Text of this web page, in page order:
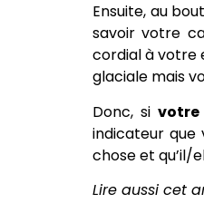
Ensuite, au
savoir votre
cordial à votre
glaciale mais
Donc, si votre
indicateur
chose et qu’il/
Lire aussi cet